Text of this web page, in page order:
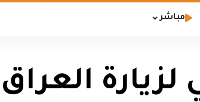
مباشر
لزيارة العراق